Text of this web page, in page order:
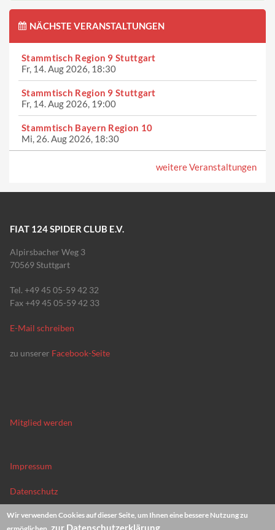
NÄCHSTE VERANSTALTUNGEN
Stammtisch Region 9 Stuttgart
Fr, 14. Aug 2026, 18:30
Stammtisch Region 9 Stuttgart
Fr, 14. Aug 2026, 19:00
Stammtisch Bayern Region 10
Mi, 26. Aug 2026, 18:30
weitere Veranstaltungen
FIAT 124 SPIDER CLUB E.V.
Alpirsbacher Weg 3
70569 Stuttgart
Tel. +49 45 05-59 42 32
Fax +49 45 05-59 42 33
E-Mail schreiben
zu unserer Facebook-Seite
Mitglied werden
Impressum
Datenschutz
News-Archiv
Wir verwenden Cookies auf dieser Seite, um Ihnen eine bessere Nutzung zu
zur Datenschutzerklärung